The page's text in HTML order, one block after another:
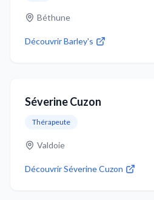
Béthune
DécouvrirBarley's
Séverine Cuzon
Thérapeute
Valdoie
DécouvrirSéverine Cuzon